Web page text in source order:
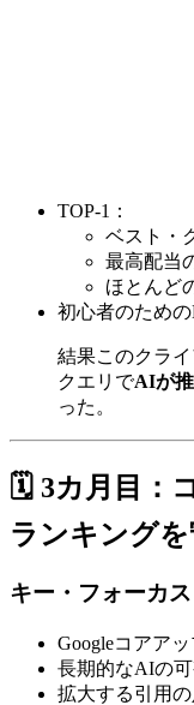
TOP-1：
ベスト・
最高配当
ほとんど
初心者のため
結果このクラ
クエリでAIが
った。
🗓️ 3カ月目：
ランキングを
キー・フォーカス
Googleコアア
長期的なAIの
拡大する引用